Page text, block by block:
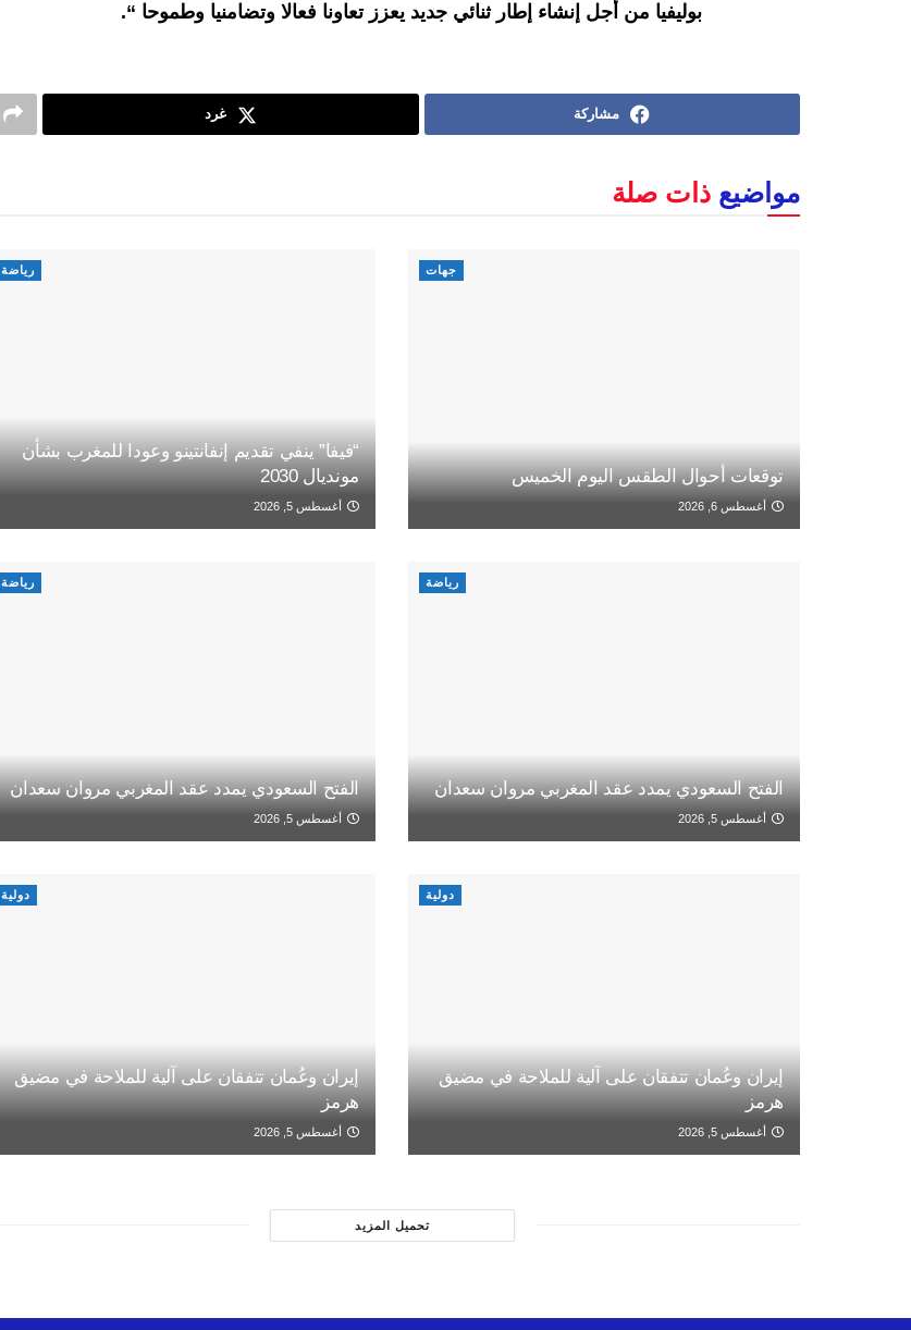
بوليفيا من أجل إنشاء إطار ثنائي جديد يعزز تعاونا فعالا وتضامنيا وطموحا “.
مشاركة غرد
مواضيع ذات صلة
جهات
توقعات أحوال الطقس اليوم الخميس
أغسطس 6, 2026
رياضة
“فيفا” ينفي تقديم إنفانتينو وعودا للمغرب بشأن
مونديال 2030
أغسطس 5, 2026
رياضة
الفتح السعودي يمدد عقد المغربي مروان سعدان
أغسطس 5, 2026
رياضة
الفتح السعودي يمدد عقد المغربي مروان سعدان
أغسطس 5, 2026
دولية
إيران وعُمان تتفقان على آلية للملاحة في مضيق
هرمز
أغسطس 5, 2026
دولية
إيران وعُمان تتفقان على آلية للملاحة في مضيق
هرمز
أغسطس 5, 2026
تحميل المزيد